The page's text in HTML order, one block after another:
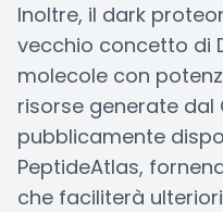
Inoltre, il dark
vecchio concetto di
molecole con
risorse generate dal
pubblicamente
PeptideAtlas,
che faciliterà